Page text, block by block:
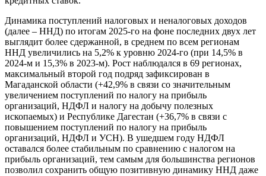
Динамика поступлений налоговых и неналоговых доходов
(далее – ННД) по итогам 2025-го на фоне последних двух лет
выглядит более сдержанной, в среднем по всем регионам
ННД увеличились на 5,2% к уровню 2024-го (при 14,5% в
2024-м и 15,3% в 2023-м). Рост наблюдался в 69 регионах,
максимальный второй год подряд зафиксирован в
Магаданской области (+42,9% в связи со значительным
увеличением поступлений по налогу на прибыль
организаций, НДФЛ и налогу на добычу полезных
ископаемых) и Республике Дагестан (+36,7% в связи с
повышением поступлений по налогу на прибыль
организаций, НДФЛ и УСН). В ушедшем году НДФЛ
оставался более стабильным по сравнению с налогом на
прибыль организаций, тем самым для большинства регионов
позволил сохранить общую позитивную динамику ННД даже